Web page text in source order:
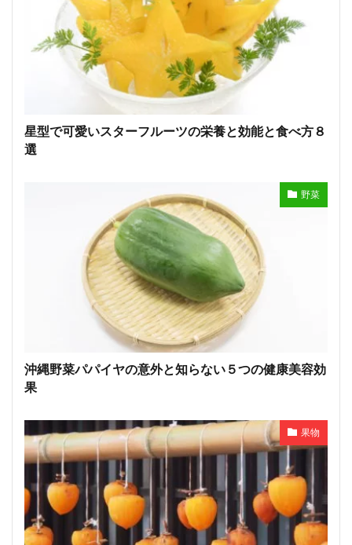
星型で可愛いスターフルーツの栄養と効能と食べ方８
選
野菜
沖縄野菜パパイヤの意外と知らない５つの健康美容効
果
果物